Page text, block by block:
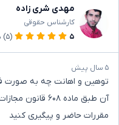
مهدی شری زاده
کارشناس حقوقی
۵
(۵)
۵ سال پیش
توهین و اهانت چه به صورت
آن طبق ماده ۶۰۸
مقررات حاضر و پیگیری کنید